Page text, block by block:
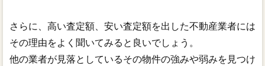
さらに、高い査定額、安い査定額を出した不動産業者には
その理由をよく聞いてみると良いでしょう。
他の業者が見落としているその物件の強みや弱みを見つけ